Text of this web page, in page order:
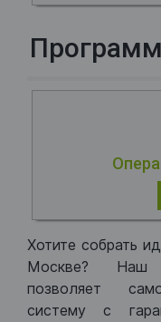
Хотите собрать
Москве?
позволяет
систему с